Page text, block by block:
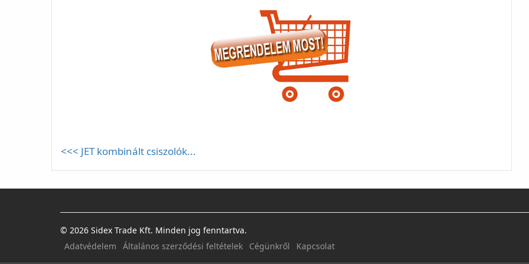
<<< JET kombinált csiszolók...
© 2026 Sidex Trade Kft. Minden jog fenntartva.
Adatvédelem
Általános szerződési feltételek Cégünkről Kapcsolat